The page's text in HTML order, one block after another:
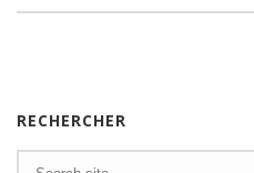
RECHERCHER